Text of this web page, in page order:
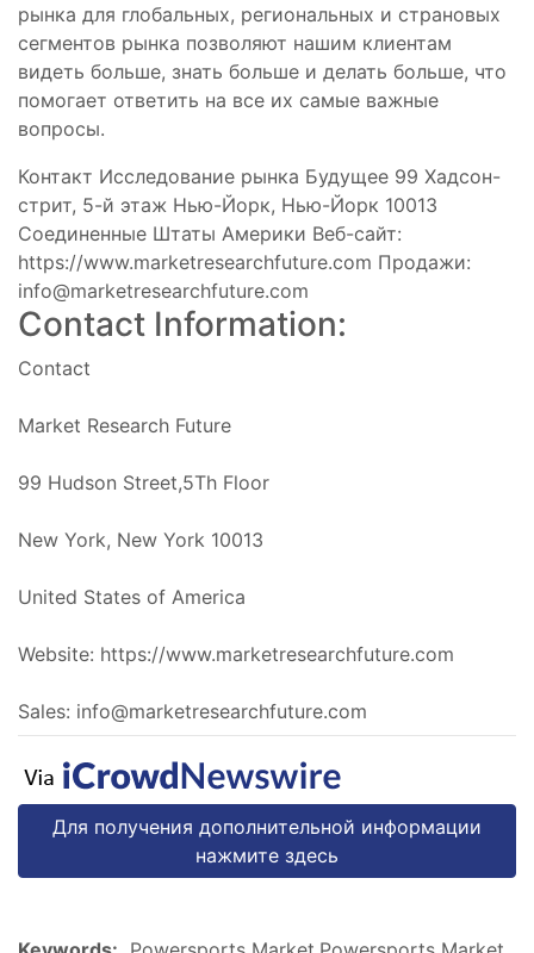
рынка для глобальных, региональных и страновых
сегментов рынка позволяют нашим клиентам
видеть больше, знать больше и делать больше, что
помогает ответить на все их самые важные
вопросы.
Контакт Исследование рынка Будущее 99 Хадсон-
стрит, 5-й этаж Нью-Йорк, Нью-Йорк 10013
Соединенные Штаты Америки Веб-сайт:
https://www.marketresearchfuture.com Продажи:
info@marketresearchfuture.com
Contact Information:
Contact
Market Research Future
99 Hudson Street,5Th Floor
New York, New York 10013
United States of America
Website: https://www.marketresearchfuture.com
Sales: info@marketresearchfuture.com
Для получения дополнительной информации
нажмите здесь